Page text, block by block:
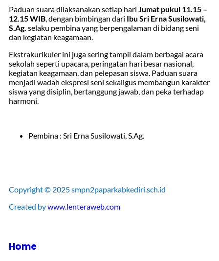
Paduan suara dilaksanakan setiap hari Jumat pukul 11.15 –
12.15 WIB, dengan bimbingan dari Ibu Sri Erna Susilowati,
S.Ag. selaku pembina yang berpengalaman di bidang seni
dan kegiatan keagamaan.
Ekstrakurikuler ini juga sering tampil dalam berbagai acara
sekolah seperti upacara, peringatan hari besar nasional,
kegiatan keagamaan, dan pelepasan siswa. Paduan suara
menjadi wadah ekspresi seni sekaligus membangun karakter
siswa yang disiplin, bertanggung jawab, dan peka terhadap
harmoni.
Pembina : Sri Erna Susilowati, S.Ag.
Copyright © 2025 smpn2paparkabkediri.sch.id
Created bywww.lenteraweb.com
Home